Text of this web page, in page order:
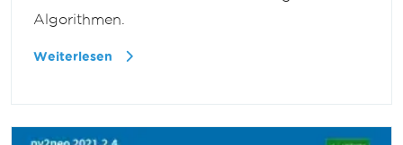
Algorithmen.
Weiterlesen